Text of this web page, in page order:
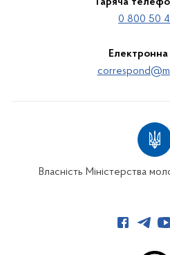
0 800 50
Власність Міністерства